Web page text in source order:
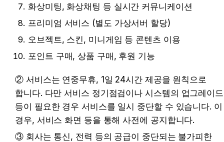
화상미팅, 화상채팅 등 실시간 커뮤니케이션
프리미엄 서비스 (별도 가상서버 할당)
오브젝트, 스킨, 미니게임 등 콘텐츠 이용
포인트 구매, 상품 구매, 후원 기능
② 서비스는 연중무휴, 1일 24시간 제공을 원칙으로
합니다. 다만 서비스 정기점검이나 시스템의 업그레이드
등이 필요한 경우 서비스를 일시 중단할 수 있습니다. 이
경우, 서비스 화면 등을 통해 사전에 공지합니다.
③ 회사는 통신, 전력 등의 공급이 중단되는 불가피한